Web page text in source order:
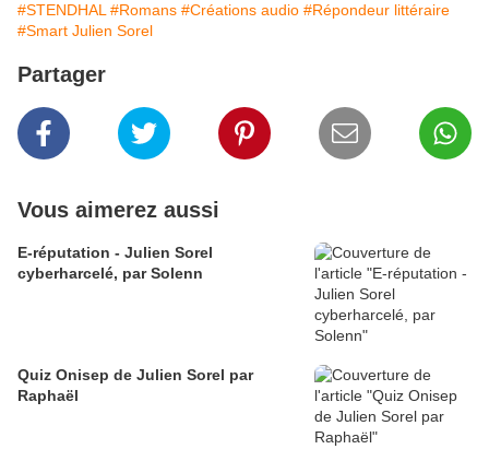
#STENDHAL #Romans #Créations audio #Répondeur littéraire
#Smart Julien Sorel
Partager
Vous aimerez aussi
E-réputation - Julien Sorel
cyberharcelé, par Solenn
Quiz Onisep de Julien Sorel par
Raphaël